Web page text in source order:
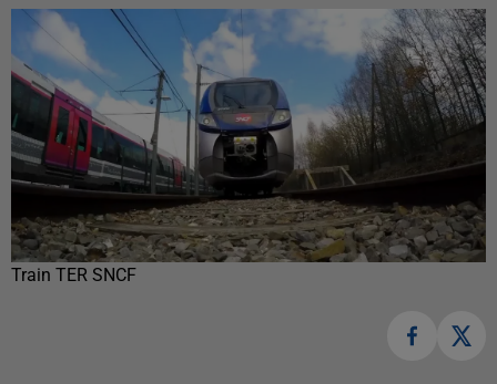
Train TER SNCF